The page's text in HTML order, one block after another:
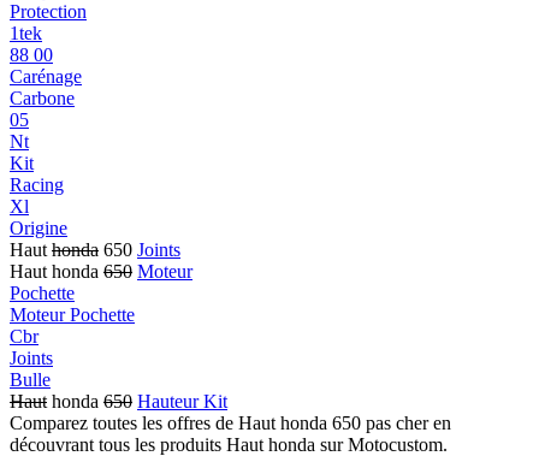
Protection
1tek
88 00
Carénage
Carbone
05
Nt
Kit
Racing
Xl
Origine
Haut honda 650 Joints
Haut honda 650 Moteur
Pochette
Moteur Pochette
Cbr
Joints
Bulle
Haut honda 650 Hauteur Kit
Comparez toutes les offres de Haut honda 650 pas cher en
découvrant tous les produits Haut honda sur Motocustom.